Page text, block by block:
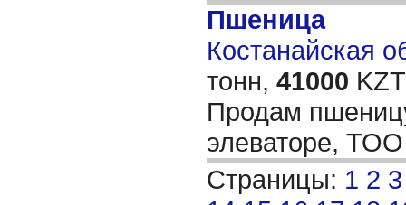
Пшеница
Костанайская
тонн, 41000
Продам
элеваторе,
Страницы: 1 2 3